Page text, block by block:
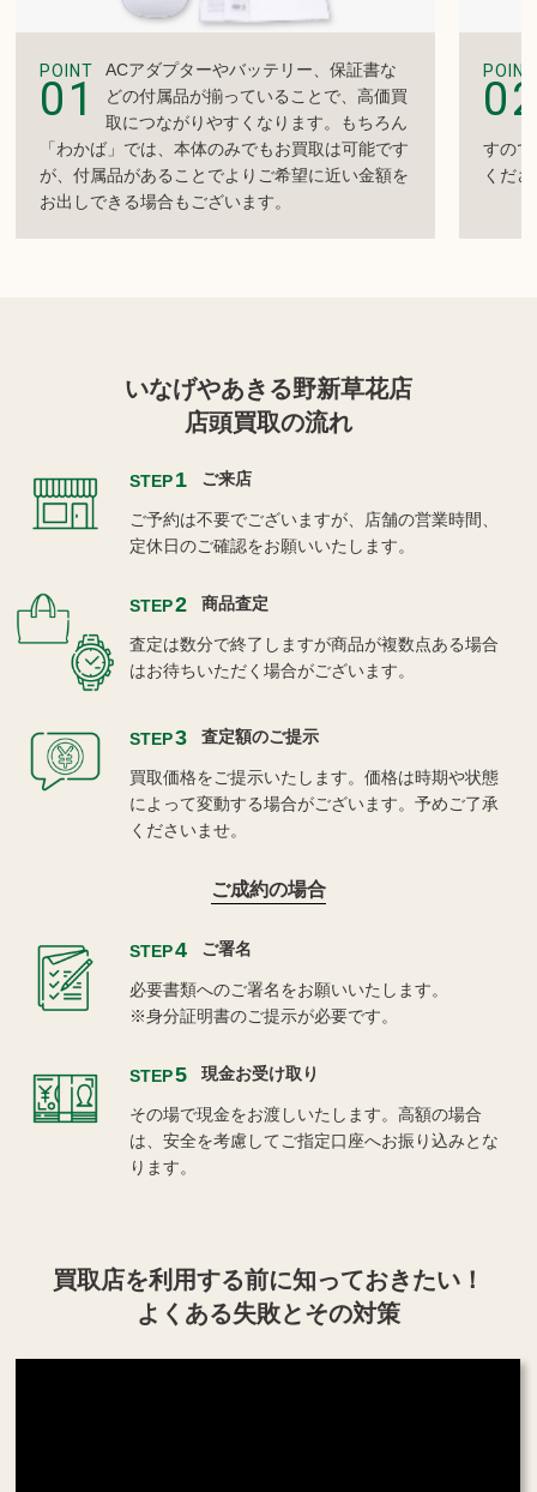
POINT
01
ACアダプターやバッテリー、保証書な
どの付属品が揃っていることで、高価買
取につながりやすくなります。もちろん
「わかば」では、本体のみでもお買取は可能です
が、付属品があることでよりご希望に近い金額を
お出しできる場合もございます。
POINT
すの
くだ
いなげやあきる野新草花店
店頭買取の流れ
STEP1 ご来店
ご予約は不要でございますが、店舗の営業時間、
定休日のご確認をお願いいたします。
STEP2 商品査定
査定は数分で終了しますが商品が複数点ある場合
はお待ちいただく場合がございます。
STEP3 査定額のご提示
買取価格をご提示いたします。価格は時期や状態
によって変動する場合がございます。予めご了承
くださいませ。
ご成約の場合
STEP4 ご署名
必要書類へのご署名をお願いいたします。
※身分証明書のご提示が必要です。
STEP5 現金お受け取り
その場で現金をお渡しいたします。高額の場合
は、安全を考慮してご指定口座へお振り込みとな
ります。
買取店を利用する前に知っておきたい！
よくある失敗とその対策